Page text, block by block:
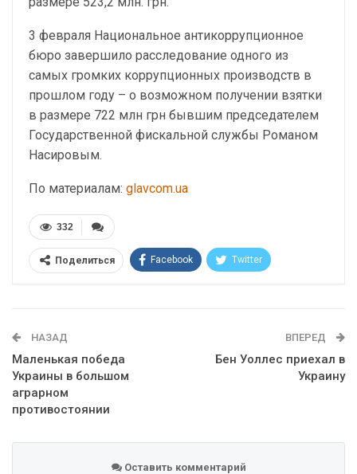
3 февраля Национальное антикоррупционное
бюро завершило расследование одного из
самых громких коррупционных производств в
прошлом году – о возможном получении взятки
в размере 722 млн грн бывшим председателем
Государственной фискальной службы Романом
Насировым.
По материалам: glavcom.ua
332
Поделиться Facebook Twitter
НАЗАД
Маленькая победа
Украины в большом
аграрном
противостоянии
ВПЕРЕД
Бен Уоллес приехал в
Украину
Оставить комментарий